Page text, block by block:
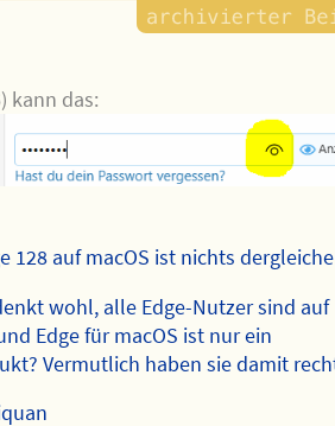
kann das:
128 auf macOS ist nichts
wohl, alle Edge-Nutzer sind auf
Edge für macOS ist nur ein
Vermutlich haben sie damit